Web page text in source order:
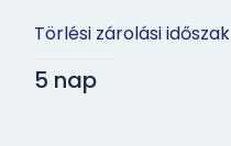
Törlési zárolási időszak
5 nap